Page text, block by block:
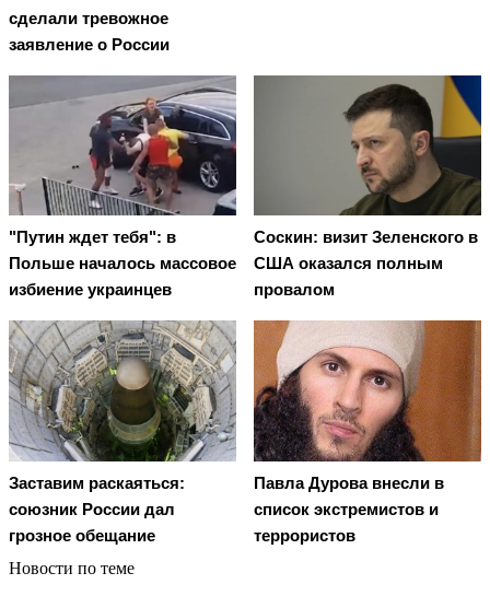
сделали тревожное
заявление о России
"Путин ждет тебя": в
Польше началось массовое
избиение украинцев
Соскин: визит Зеленского в
США оказался полным
провалом
Заставим раскаяться:
союзник России дал
грозное обещание
Павла Дурова внесли в
список экстремистов и
террористов
Новости по теме